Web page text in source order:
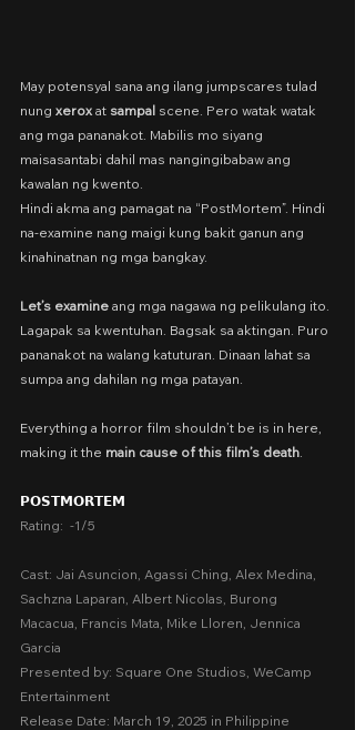
May potensyal sana ang ilang jumpscares tulad
nung xerox at sampal scene. Pero watak watak
ang mga pananakot. Mabilis mo siyang
maisasantabi dahil mas nangingibabaw ang
kawalan ng kwento.
Hindi akma ang pamagat na “PostMortem”. Hindi
na-examine nang maigi kung bakit ganun ang
kinahinatnan ng mga bangkay.
Let’s examine ang mga nagawa ng pelikulang ito.
Lagapak sa kwentuhan. Bagsak sa aktingan. Puro
pananakot na walang katuturan. Dinaan lahat sa
sumpa ang dahilan ng mga patayan.
Everything a horror film shouldn’t be is in here,
making it the main cause of this film’s death.
𝗣𝗢𝗦𝗧𝗠𝗢𝗥𝗧𝗘𝗠
Rating:  -1/5
Cast: Jai Asuncion, Agassi Ching, Alex Medina,
Sachzna Laparan, Albert Nicolas, Burong
Macacua, Francis Mata, Mike Lloren, Jennica
Garcia
Presented by: Square One Studios, WeCamp
Entertainment
Release Date: March 19, 2025 in Philippine